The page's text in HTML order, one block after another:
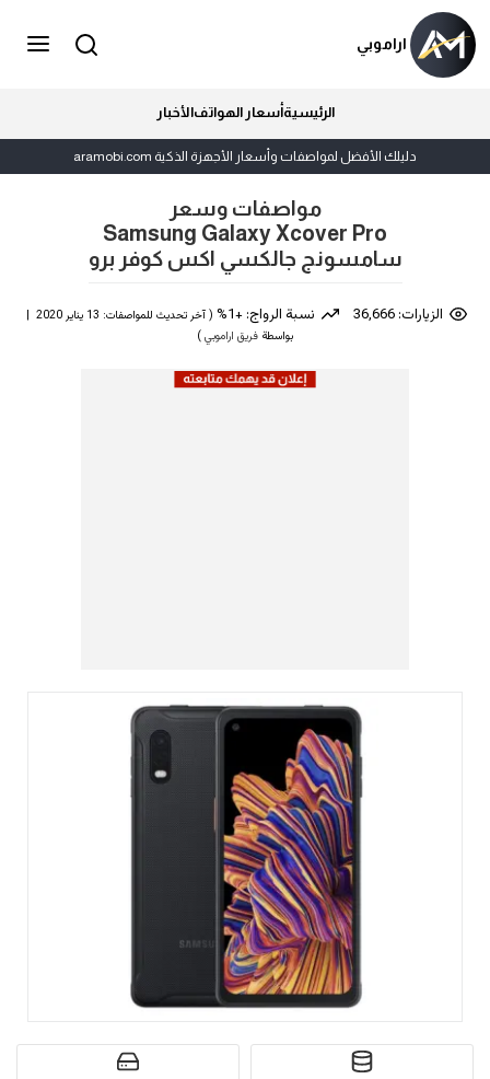
اراموبي
الرئيسيةأسعار الهواتفالأخبار
دليلك الأفضل لمواصفات وأسعار الأجهزة الذكية aramobi.com
مواصفات وسعر
Samsung Galaxy Xcover Pro
سامسونج جالكسي اكس كوفر برو
الزيارات: 36,666 نسبة الرواج: +1%
( آخر تحديث للمواصفات: 13 يناير 2020 |
بواسطة فريق اراموبي)